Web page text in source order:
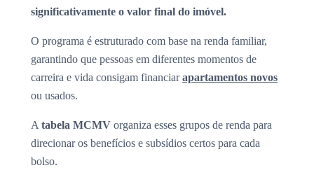
significativamente o valor final do imóvel.
O programa é estruturado com base na renda familiar,
garantindo que pessoas em diferentes momentos de
carreira e vida consigam financiarapartamentos novos
ou usados.
A tabela MCMV organiza esses grupos de renda para
direcionar os benefícios e subsídios certos para cada
bolso.